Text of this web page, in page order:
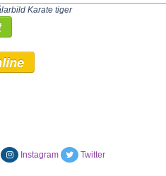
Karate tiger
Instagram Twitter